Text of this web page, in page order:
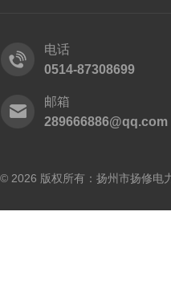
电话
0514-87308699
邮箱
289666886@qq.com
© 2026 版权所有：扬州市扬修电